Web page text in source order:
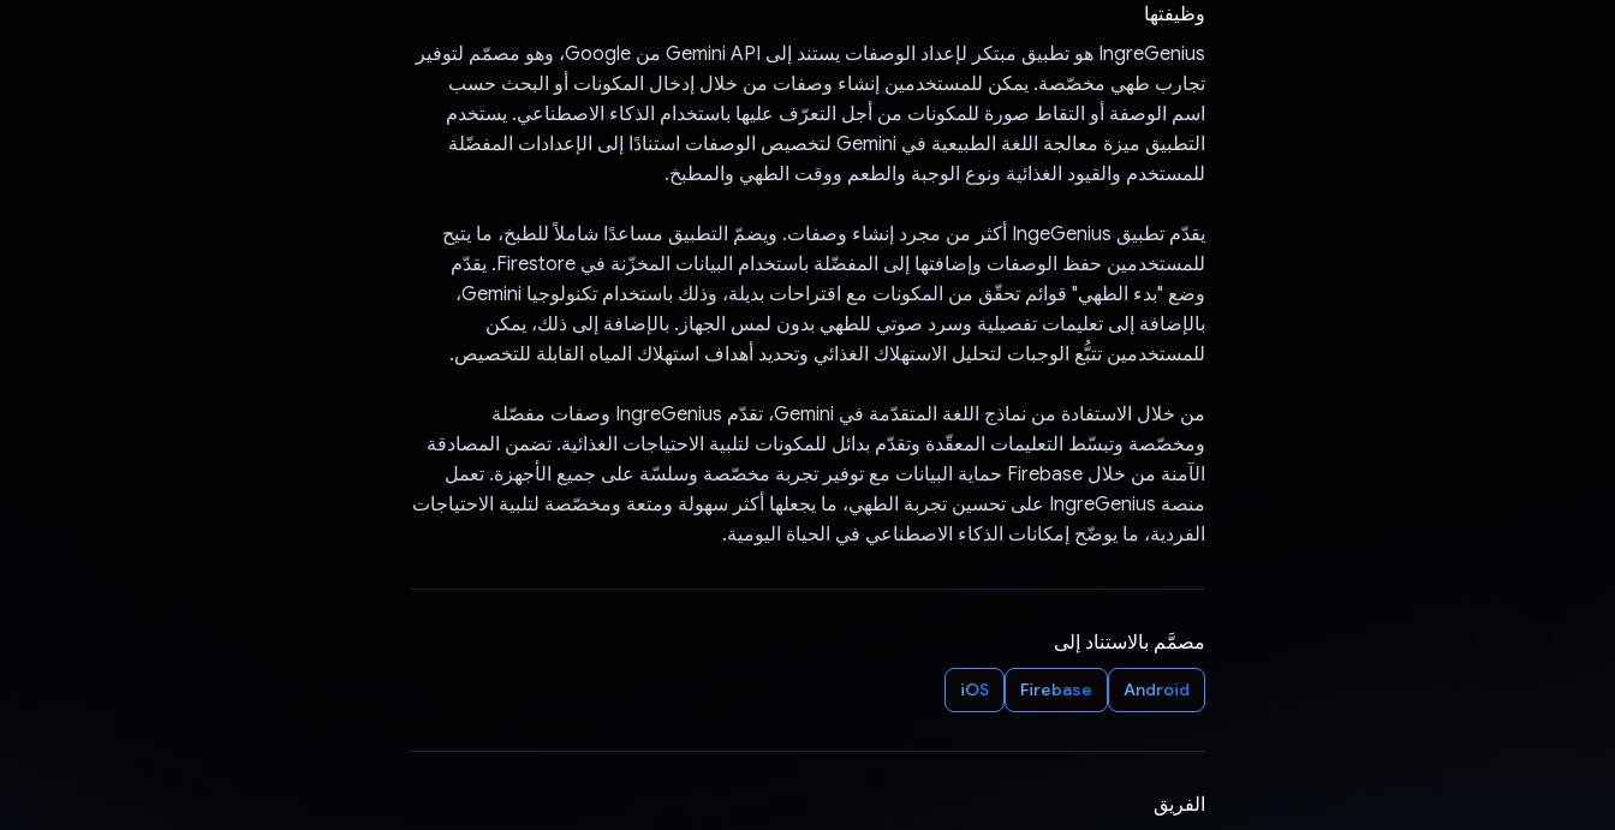
وظيفتها
IngreGenius هو تطبيق مبتكر لإعداد الوصفات يستند إلى Gemini API من Google، وهو مصمّم لتوفير
تجارب طهي مخصّصة. يمكن للمستخدمين إنشاء وصفات من خلال إدخال المكونات أو البحث حسب
اسم الوصفة أو التقاط صورة للمكونات من أجل التعرّف عليها باستخدام الذكاء الاصطناعي. يستخدم
التطبيق ميزة معالجة اللغة الطبيعية في Gemini لتخصيص الوصفات استنادًا إلى الإعدادات المفضّلة
للمستخدم والقيود الغذائية ونوع الوجبة والطعم ووقت الطهي والمطبخ.
يقدّم تطبيق IngeGenius أكثر من مجرد إنشاء وصفات. ويضمّ التطبيق مساعدًا شاملاً للطبخ، ما يتيح
للمستخدمين حفظ الوصفات وإضافتها إلى المفضّلة باستخدام البيانات المخزّنة في Firestore. يقدّم
وضع "بدء الطهي" قوائم تحقّق من المكونات مع اقتراحات بديلة، وذلك باستخدام تكنولوجيا Gemini،
بالإضافة إلى تعليمات تفصيلية وسرد صوتي للطهي بدون لمس الجهاز. بالإضافة إلى ذلك، يمكن
للمستخدمين تتبُّع الوجبات لتحليل الاستهلاك الغذائي وتحديد أهداف استهلاك المياه القابلة للتخصيص.
من خلال الاستفادة من نماذج اللغة المتقدّمة في Gemini، تقدّم IngreGenius وصفات مفصّلة
ومخصّصة وتبسّط التعليمات المعقّدة وتقدّم بدائل للمكونات لتلبية الاحتياجات الغذائية. تضمن المصادقة
الآمنة من خلال Firebase حماية البيانات مع توفير تجربة مخصّصة وسلسّة على جميع الأجهزة. تعمل
منصة IngreGenius على تحسين تجربة الطهي، ما يجعلها أكثر سهولة ومتعة ومخصّصة لتلبية الاحتياجات
الفردية، ما يوضّح إمكانات الذكاء الاصطناعي في الحياة اليومية.
مصمَّم بالاستناد إلى
Android
Firebase
iOS
الفريق